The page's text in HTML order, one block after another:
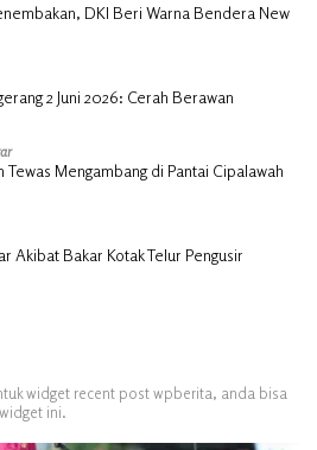
DKI Beri Warna Bendera New
2 Juni 2026: Cerah Berawan
Tewas Mengambang di Pantai Cipalawah
Akibat Bakar Kotak Telur Pengusir
widget recent post wpberita, anda bisa
ini.